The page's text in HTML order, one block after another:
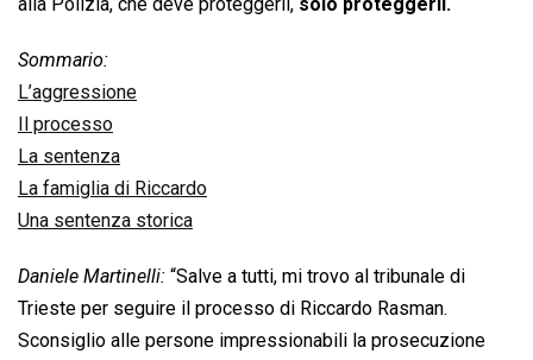
alla Polizia, che deve proteggerli, solo proteggerli.
Sommario:
L’aggressione
Il processo
La sentenza
La famiglia di Riccardo
Una sentenza storica
Daniele Martinelli: “Salve a tutti, mi trovo al tribunale di
Trieste per seguire il processo di Riccardo Rasman.
Sconsiglio alle persone impressionabili la prosecuzione